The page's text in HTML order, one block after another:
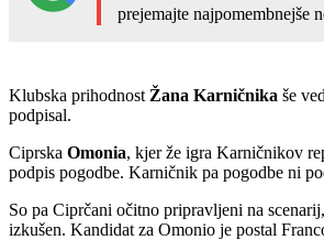
prejemajte najpomembnejše
Klubska prihodnost Žana Karničnika še
podpisal.
Ciprska Omonia, kjer že igra Karničnikov
podpis pogodbe. Karničnik pa pogodbe ni
So pa Ciprčani očitno pripravljeni na
izkušen. Kandidat za Omonio je postal